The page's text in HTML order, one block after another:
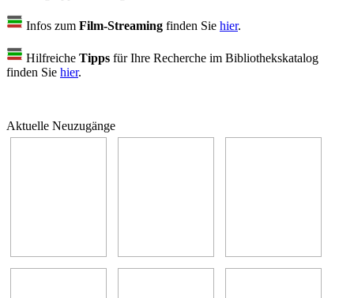
Infos zum Film-Streaming finden Sie hier.
Hilfreiche Tipps für Ihre Recherche im Bibliothekskatalog
finden Sie hier.
Aktuelle Neuzugänge